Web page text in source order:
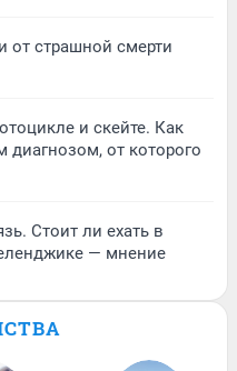
от страшной смерти
и скейте. Как
от которого
Стоит ли ехать в
— мнение